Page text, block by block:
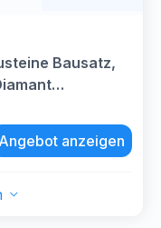
Bausatz,
mit Großen
Angebot anzeigen